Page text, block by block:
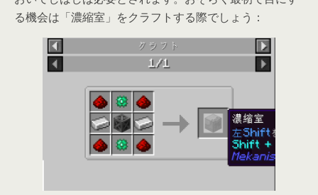
る機会は「濃縮室」をクラフトする際でしょう：